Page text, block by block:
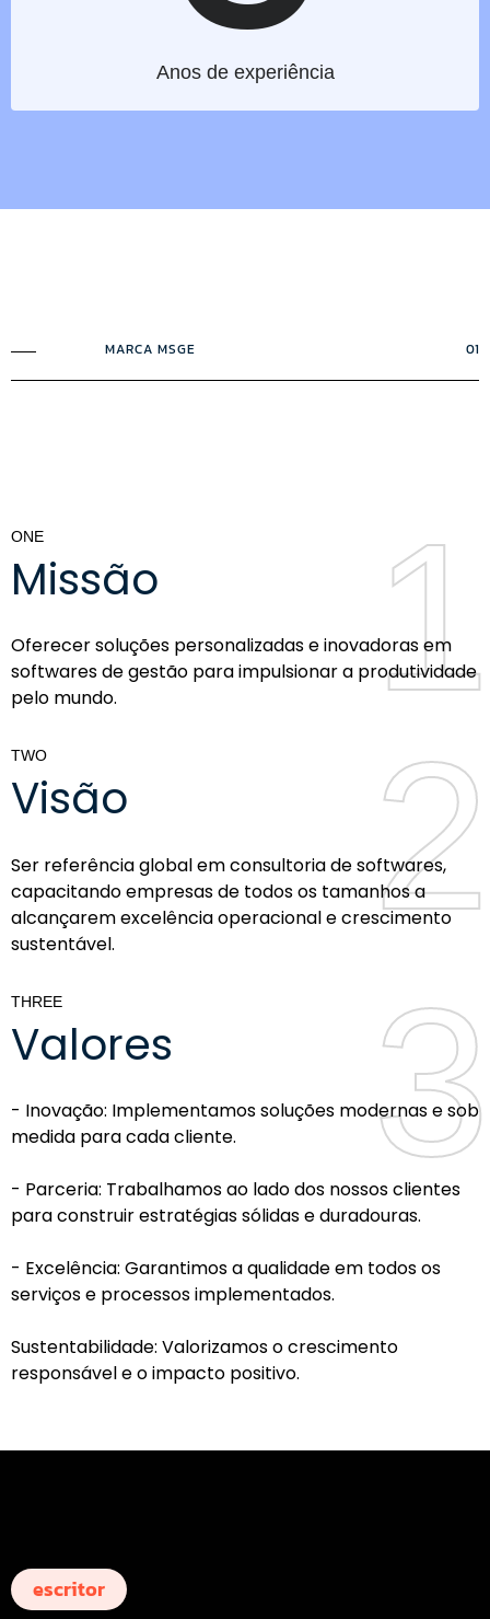
Anos de experiência
MARCA MSGE 01
1
1
ONE
Missão
Oferecer soluções personalizadas e inovadoras em
softwares de gestão para impulsionar a produtividade
pelo mundo.
2
2
TWO
Visão
Ser referência global em consultoria de softwares,
capacitando empresas de todos os tamanhos a
alcançarem excelência operacional e crescimento
sustentável.
3
3
THREE
Valores
- Inovação: Implementamos soluções modernas e sob
medida para cada cliente.
- Parceria: Trabalhamos ao lado dos nossos clientes
para construir estratégias sólidas e duradouras.
- Excelência: Garantimos a qualidade em todos os
serviços e processos implementados.
Sustentabilidade: Valorizamos o crescimento
responsável e o impacto positivo.
escritor